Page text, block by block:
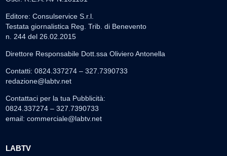
Editore: Consulservice S.r.l.
Testata giornalistica Reg. Trib. di Benevento
n. 244 del 26.02.2015
Direttore Responsabile Dott.ssa Oliviero Antonella
Contatti: 0824.337274 – 327.7390733
redazione@labtv.net
Contattaci per la tua Pubblicità:
0824.337274 – 327.7390733
email: commerciale@labtv.net
LABTV